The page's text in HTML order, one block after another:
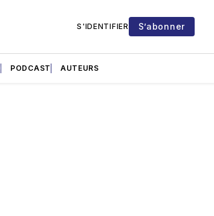
S'IDENTIFIER S’abonner
PODCAST AUTEURS